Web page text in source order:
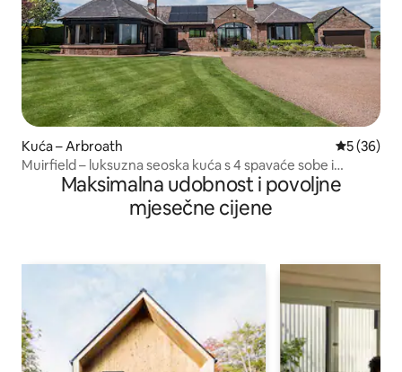
Kuća – Arbroath Prosječna
5 (36)
Muirfield – luksuzna seoska kuća s 4 spavaće sobe i
masažnom kadom
Maksimalna udobnost i povoljne
mjesečne cijene